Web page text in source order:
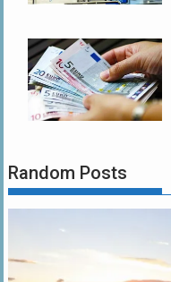
Random Posts